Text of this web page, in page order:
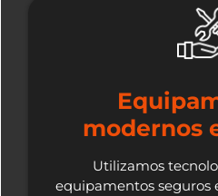
modernos
Utilizamos
equipamentos seguros